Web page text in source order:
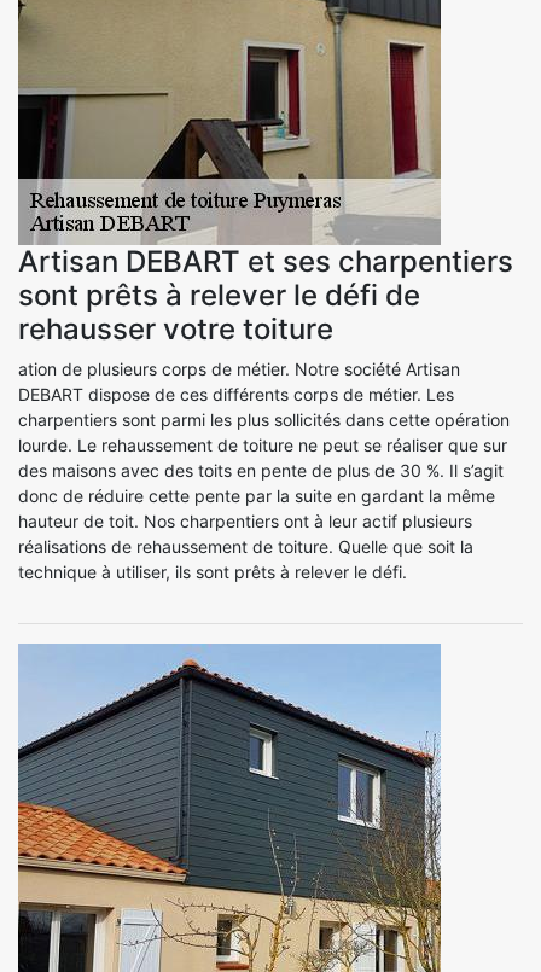
Artisan DEBART et ses charpentiers
sont prêts à relever le défi de
rehausser votre toiture
ation de plusieurs corps de métier. Notre société Artisan
DEBART dispose de ces différents corps de métier. Les
charpentiers sont parmi les plus sollicités dans cette opération
lourde. Le rehaussement de toiture ne peut se réaliser que sur
des maisons avec des toits en pente de plus de 30 %. Il s’agit
donc de réduire cette pente par la suite en gardant la même
hauteur de toit. Nos charpentiers ont à leur actif plusieurs
réalisations de rehaussement de toiture. Quelle que soit la
technique à utiliser, ils sont prêts à relever le défi.